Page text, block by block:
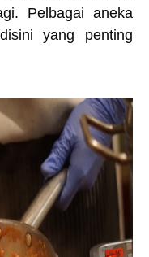
Pelbagai aneka
yang penting